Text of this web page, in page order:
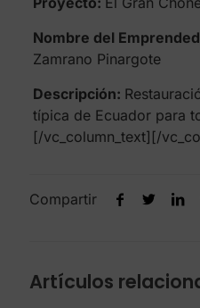
Nombre del
Zamrano Pinargote
Descripción:
típica de Ecuador para
[/vc_column_text][/
Compartir
Artículos